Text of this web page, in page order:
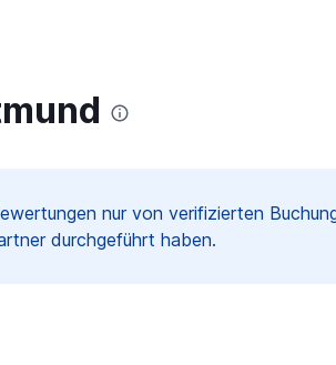
nur von verifizierten
durchgeführt haben.